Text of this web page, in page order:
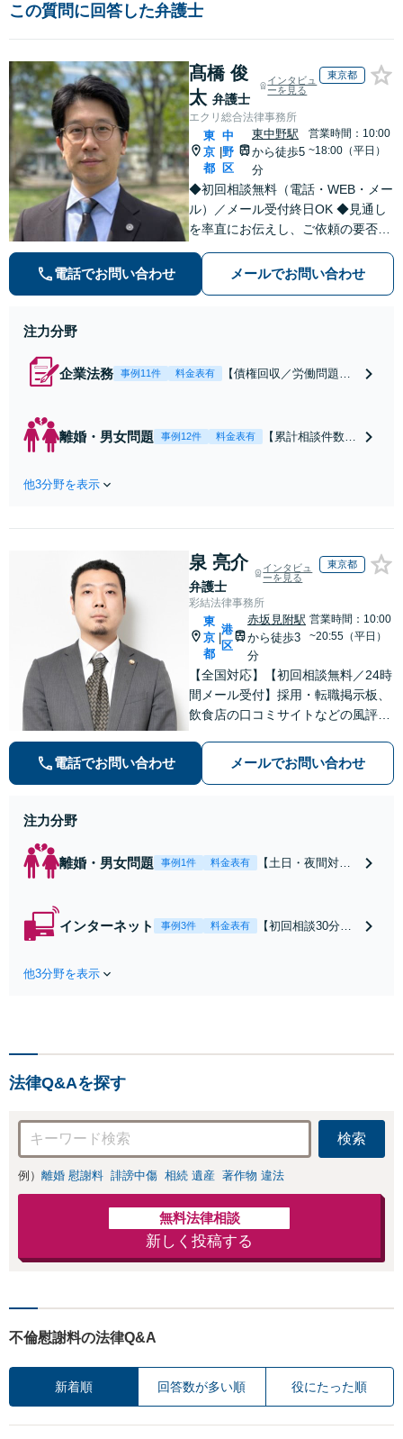
この質問に回答した弁護士
髙橋 俊
太 弁護士
インタビュ
ーを見る
東京都
エクリ総合法律事務所
東
京
都
中
野
区
東中野駅
から徒歩5
分
営業時間：10:00
~18:00（平日）
◆初回相談無料（電話・WEB・メー
ル）／メール受付終日OK ◆見通し
を率直にお伝えし、ご依頼の要否も
解決まで弁護士本人が一貫してスピ
ーディーに対応いたします。 ◆累計
電話でお問い合わせ メールでお問い合わせ
注力分野
企業法務 事例11件 料金表有
【債権回収／労働問題／
のトラブル・会社内のト
ラブルなど、事後の解決
対応OK】
離婚・男女問題 事例12件 料金表有
【累計相談件数20
ダーメイドの解決
様の話を丁寧にう
かがい、どんな不
安があるのか、何
を解決したいのか
を正確に読み取り
住以外の方も対
応】
他3分野を表示
泉 亮介
弁護士
インタビュ
ーを見る
東京都
彩結法律事務所
東
京
都
港
区
赤坂見附駅
から徒歩3
分
営業時間：10:00
~20:55（平日）
【全国対応】【初回相談無料／24時
間メール受付】採用・転職掲示板、
飲食店の口コミサイトなどの風評被
の種類を問わず相談可。可能な限り
早期対応で駆けつけサポート【労
電話でお問い合わせ メールでお問い合わせ
注力分野
離婚・男女問題 事例1件 料金表有
【土日・夜間対応
れたら、サインす
インターネット 事例3件 料金表有
【初回相談30分無
お店の風評被害対
応可：開示請求の
意見照会が来たと
きの対処法、被害
者との示談交渉
他3分野を表示
法律Q&Aを探す
検索
例） 離婚 慰謝料 誹謗中傷 相続 遺産 著作物 違法
無料法律相談
新しく投稿する
不倫慰謝料の法律Q&A
新着順 回答数が多い順 役にたった順